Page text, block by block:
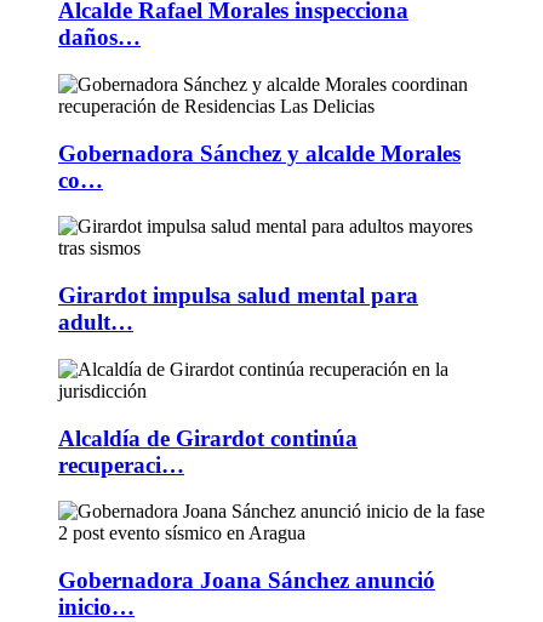
Alcalde Rafael Morales inspecciona
daños…
Gobernadora Sánchez y alcalde Morales
co…
Girardot impulsa salud mental para
adult…
Alcaldía de Girardot continúa
recuperaci…
Gobernadora Joana Sánchez anunció
inicio…